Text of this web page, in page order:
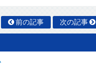
前の記事 次の記事